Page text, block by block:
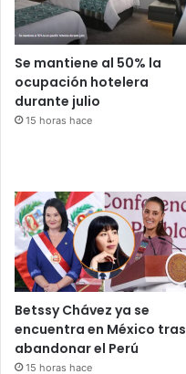
Se mantiene al 50% la
ocupación hotelera
durante julio
15 horas hace
Betssy Chávez ya se
encuentra en México tras
abandonar el Perú
15 horas hace